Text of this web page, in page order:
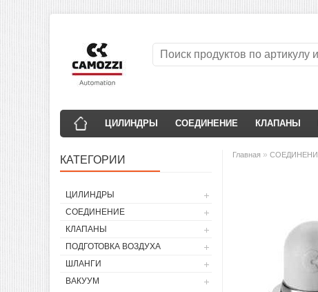
ЦИЛИНДРЫ СОЕДИНЕНИЕ КЛАПАНЫ
КАТЕГОРИИ
ЦИЛИНДРЫ
СОЕДИНЕНИЕ
КЛАПАНЫ
ПОДГОТОВКА ВОЗДУХА
ШЛАНГИ
ВАКУУМ
Главная »